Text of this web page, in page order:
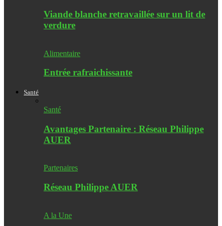
Viande blanche retravaillée sur un lit de
verdure
Alimentaire
Entrée rafraichissante
Santé
Santé
Avantages Partenaire : Réseau Philippe
AUER
Partenaires
Réseau Philippe AUER
A la Une